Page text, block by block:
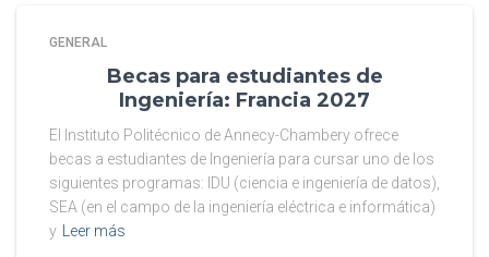
GENERAL
Becas para estudiantes de
Ingeniería: Francia 2027
El Instituto Politécnico de Annecy-Chambery ofrece
becas a estudiantes de Ingeniería para cursar uno de los
siguientes programas: IDU (ciencia e ingeniería de datos),
SEA (en el campo de la ingeniería eléctrica e informática)
y
Leer más